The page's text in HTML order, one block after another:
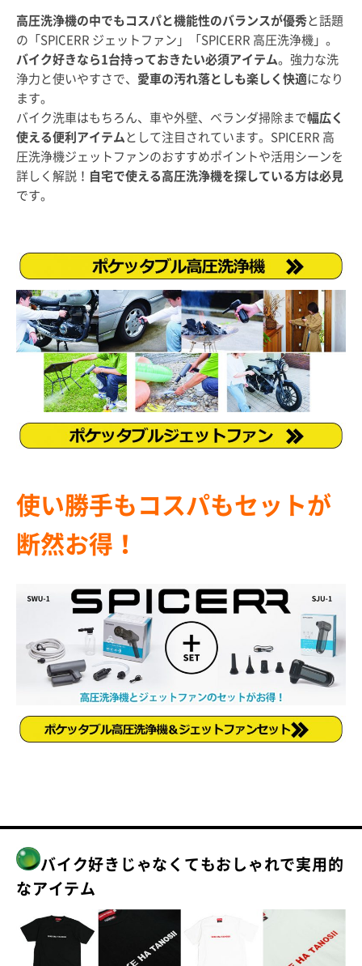
高圧洗浄機の中でもコスパと機能性のバランスが優秀と話題
の「SPICERR ジェットファン」「SPICERR 高圧洗浄機」。
バイク好きなら1台持っておきたい必須アイテム。強力な洗
浄力と使いやすさで、 愛車の汚れ落としも楽しく快適になり
ます。
バイク洗車はもちろん、車や外壁、ベランダ掃除まで幅広く
使える便利アイテム として注目されています。SPICERR 高
圧洗浄機ジェットファンのおすすめポイントや活用シーンを
詳しく解説！
自宅で使える高圧洗浄機を探している方は必見
です。
使い勝手もコスパもセットが
断然お得！
バイク好きじゃなくてもおしゃれで実用的
なアイテム